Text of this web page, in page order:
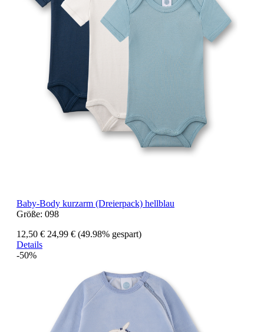
Baby-Body kurzarm (Dreierpack) hellblau
Größe: 098
12,50 € 24,99 € (49.98% gespart)
Details
-50%